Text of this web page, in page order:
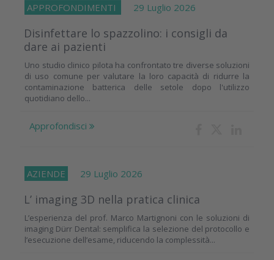
APPROFONDIMENTI 29 Luglio 2026
Disinfettare lo spazzolino: i consigli da
dare ai pazienti
Uno studio clinico pilota ha confrontato tre diverse soluzioni
di uso comune per valutare la loro capacità di ridurre la
contaminazione batterica delle setole dopo l'utilizzo
quotidiano dello...
Approfondisci
AZIENDE 29 Luglio 2026
L’ imaging 3D nella pratica clinica
L’esperienza del prof. Marco Martignoni con le soluzioni di
imaging Dürr Dental: semplifica la selezione del protocollo e
l’esecuzione dell’esame, riducendo la complessità...